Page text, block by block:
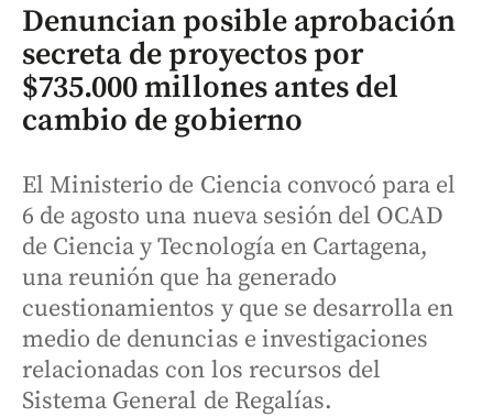
Denuncian posible aprobación
secreta de proyectos por
$735.000 millones antes del
cambio de gobierno
El Ministerio de Ciencia convocó para el
6 de agosto una nueva sesión del OCAD
de Ciencia y Tecnología en Cartagena,
una reunión que ha generado
cuestionamientos y que se desarrolla en
medio de denuncias e investigaciones
relacionadas con los recursos del
Sistema General de Regalías.